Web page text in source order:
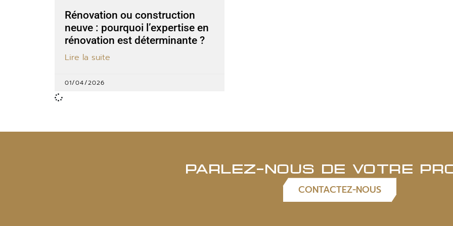
Rénovation ou construction
neuve : pourquoi l’expertise en
rénovation est déterminante ?
Lire la suite
01/04/2026
PARLEZ-NOUS DE VOTRE
CONTACTEZ-NOUS